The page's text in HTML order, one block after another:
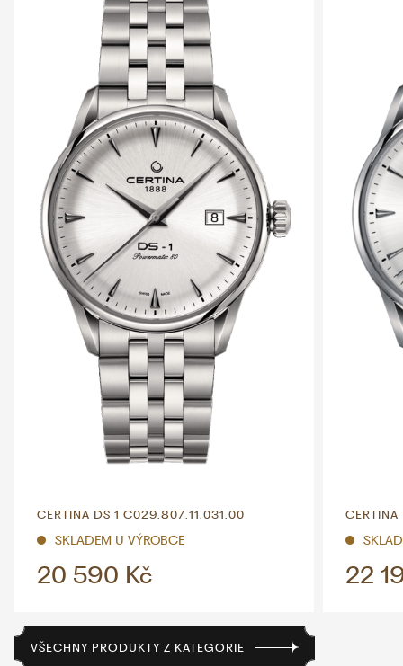
CERTINA DS 1 C029.807.11.031.00
SKLADEM U VÝROBCE
20 590 Kč 22
VŠECHNY PRODUKTY Z KATEGORIE